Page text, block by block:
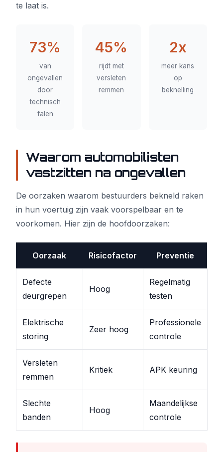
te laat is.
73%
van
ongevallen
door
technisch
falen
45%
rijdt met
versleten
remmen
2x
meer kans
op
beknelling
Waarom automobilisten
vastzitten na ongevallen
De oorzaken waarom bestuurders bekneld raken
in hun voertuig zijn vaak voorspelbaar en te
voorkomen. Hier zijn de hoofdoorzaken:
Oorzaak Risicofactor Preventie
Defecte
deurgrepen
Hoog
Regelmatig
testen
Elektrische
storing
Zeer hoog
Professionele
controle
Versleten
remmen
Kritiek APK keuring
Slechte
banden
Hoog
Maandelijkse
controle